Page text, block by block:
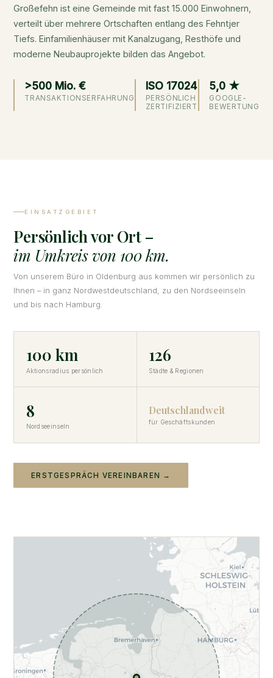
Großefehn ist eine Gemeinde mit fast 15.000 Einwohnern,
verteilt über mehrere Ortschaften entlang des Fehntjer
Tiefs. Einfamilienhäuser mit Kanalzugang, Resthöfe und
moderne Neubauprojekte bilden das Angebot.
>500 Mio. €
TRANSAKTIONSERFAHRUNG
ISO 17024
PERSÖNLICH
ZERTIFIZIERT
5,0 ★
GOOGLE-
BEWERTUNG
EINSATZGEBIET
Persönlich vor Ort –
im Umkreis von 100 km.
Von unserem Büro in Oldenburg aus kommen wir persönlich zu
Ihnen – in ganz Nordwestdeutschland, zu den Nordseeinseln
und bis nach Hamburg.
100 km
Aktionsradius persönlich
126
Städte & Regionen
8
Nordseeinseln
Deutschlandweit
für Geschäftskunden
ERSTGESPRÄCH VEREINBAREN →